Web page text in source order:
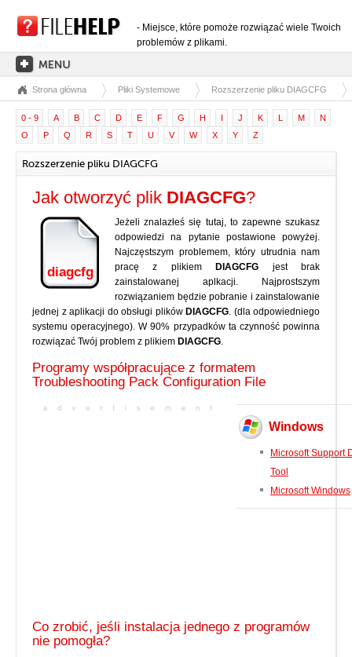
- Miejsce, które pomoże rozwiązać wiele Twoich
problemów z plikami.
STRONA GŁÓWNA
KATEGORIE ROZSZERZEŃ
KATEGORIE STEROWNIKÓW
PLIKI DLL
KONWERSJE PLIKÓW
PROGRAMY
Strona główna Pliki Systemowe Rozszerzenie pliku DIAGCFG
0 - 9 A B C D E F G H I J K L M
N
O
P Q R S T U V W X Y Z
Rozszerzenie pliku DIAGCFG
Jak otworzyć plik DIAGCFG?
diagcfg
Jeżeli znalazłeś się tutaj, to zapewne szukasz
odpowiedzi na pytanie postawione powyżej.
Najczęstszym problemem, który utrudnia nam
pracę z plikiem
DIAGCFG jest brak
zainstalowanej aplkacji. Najprostszym
rozwiązaniem będzie pobranie i zainstalowanie
jednej z aplikacji do obsługi plików DIAGCFG. (dla odpowiedniego
systemu operacyjnego). W 90% przypadków ta czynność powinna
rozwiązać Twój problem z plikiem DIAGCFG.
Programy współpracujące z formatem
Troubleshooting Pack Configuration File
Windows
Microsoft Support
Tool
Microsoft Windows
Co zrobić, jeśli instalacja jednego z programów
nie pomogła?